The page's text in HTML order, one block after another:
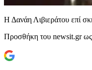
Η Δανάη Λιβιεράτου επί
Προσθήκη του newsit.gr ως